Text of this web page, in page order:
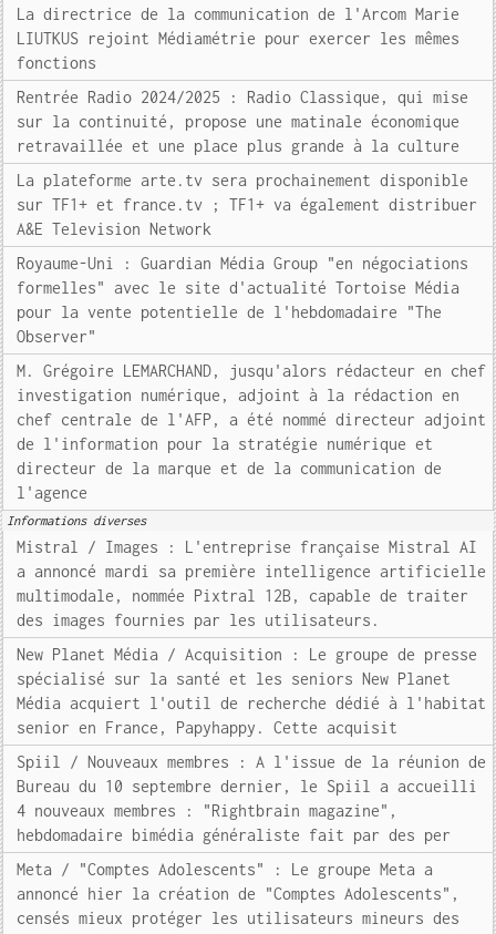
La directrice de la communication de l'Arcom Marie
LIUTKUS rejoint Médiamétrie pour exercer les mêmes
fonctions
Rentrée Radio 2024/2025 : Radio Classique, qui mise
sur la continuité, propose une matinale économique
retravaillée et une place plus grande à la culture
La plateforme arte.tv sera prochainement disponible
sur TF1+ et france.tv ; TF1+ va également distribuer
A&E Television Network
Royaume-Uni : Guardian Média Group "en négociations
formelles" avec le site d'actualité Tortoise Média
pour la vente potentielle de l'hebdomadaire "The
Observer"
M. Grégoire LEMARCHAND, jusqu'alors rédacteur en chef
investigation numérique, adjoint à la rédaction en
chef centrale de l'AFP, a été nommé directeur adjoint
de l'information pour la stratégie numérique et
directeur de la marque et de la communication de
l'agence
Informations diverses
Mistral / Images : L'entreprise française Mistral AI
a annoncé mardi sa première intelligence artificielle
multimodale, nommée Pixtral 12B, capable de traiter
des images fournies par les utilisateurs.
New Planet Média / Acquisition : Le groupe de presse
spécialisé sur la santé et les seniors New Planet
Média acquiert l'outil de recherche dédié à l'habitat
senior en France, Papyhappy. Cette acquisit
Spiil / Nouveaux membres : A l'issue de la réunion de
Bureau du 10 septembre dernier, le Spiil a accueilli
4 nouveaux membres : "Rightbrain magazine",
hebdomadaire bimédia généraliste fait par des per
Meta / "Comptes Adolescents" : Le groupe Meta a
annoncé hier la création de "Comptes Adolescents",
censés mieux protéger les utilisateurs mineurs des